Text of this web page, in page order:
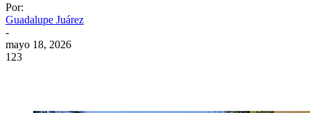
Por:
Guadalupe Juárez
-
mayo 18, 2026
123